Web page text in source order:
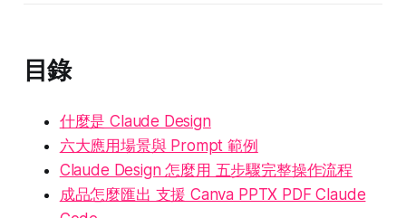
目錄
什麼是 Claude Design
六大應用場景與 Prompt 範例
Claude Design 怎麼用 五步驟完整操作流程
成品怎麼匯出 支援 Canva PPTX PDF Claude